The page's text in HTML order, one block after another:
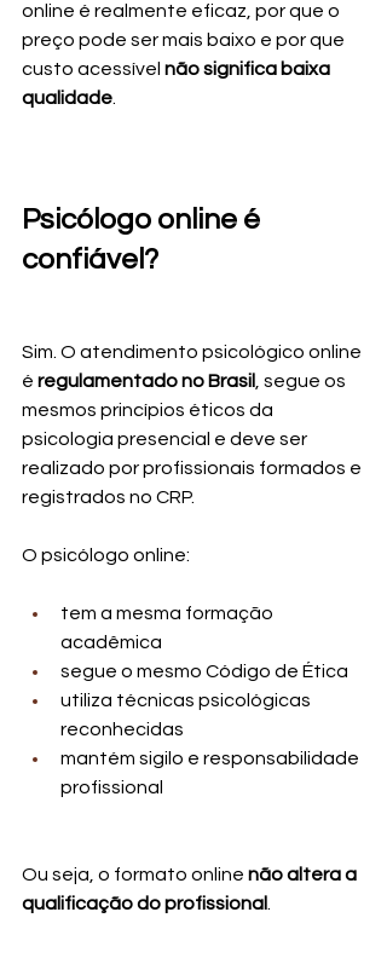
online é realmente eficaz, por que o
preço pode ser mais baixo e por que
custo acessível não significa baixa
qualidade.
Psicólogo online é
confiável?
Sim. O atendimento psicológico online
é regulamentado no Brasil , segue os
mesmos princípios éticos da
psicologia presencial e deve ser
realizado por profissionais formados e
registrados no CRP.
O psicólogo online:
tem a mesma formação
acadêmica
segue o mesmo Código de Ética
utiliza técnicas psicológicas
reconhecidas
mantém sigilo e responsabilidade
profissional
Ou seja, o formato online não altera a
qualificação do profissional.